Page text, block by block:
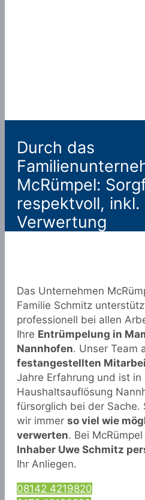
Durch das
McRümpel:
respektvoll, inkl.
Verwertung
Das Unternehmen
Familie Schmitz
professionell bei allen
Ihre Entrümpelung in
Nannhofen. Unser Team
festangestellten
Jahre Erfahrung und ist in
Haushaltsauflösung
fürsorglich bei der Sache.
wir immer so viel wie
verwerten. Bei
Inhaber Uwe Schmitz
Ihr Anliegen.
08142 4219820